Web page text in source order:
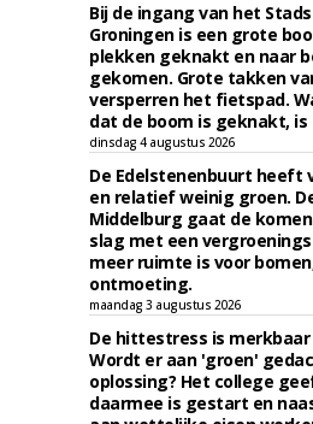
Bij de ingang van het
Groningen is een grote
plekken geknakt en naar
gekomen. Grote takken
versperren het fietspad.
dat de boom is geknakt, is
dinsdag 4 augustus 2026
De Edelstenenbuurt heeft
en relatief weinig groen.
Middelburg gaat de
slag met een
meer ruimte is voor
ontmoeting.
maandag 3 augustus 2026
De hittestress is merkbaar
Wordt er aan 'groen'
oplossing? Het college
daarmee is gestart en